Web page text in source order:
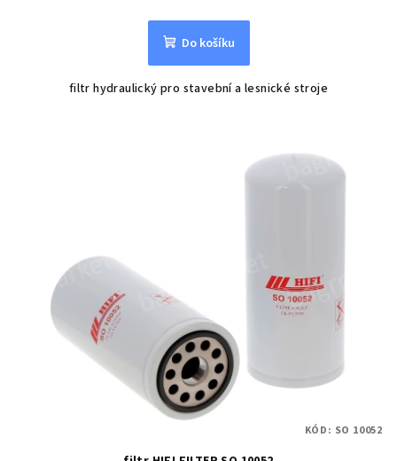
Do košíku
filtr hydraulický pro stavební a lesnické stroje
KÓD: SO 10052